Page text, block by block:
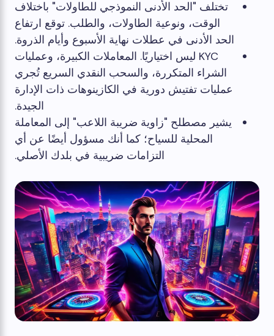
تختلف "الحد الأدنى النموذجي للطاولات" باختلاف
الوقت، ونوعية الطاولات، والطلب. توقع ارتفاع
الحد الأدنى في عطلات نهاية الأسبوع وأيام الذروة.
KYC ليس اختياريًا. المعاملات الكبيرة، وعمليات
الشراء المتكررة، والسحب النقدي السريع تُجري
عمليات تفتيش دورية في الكازينوهات ذات الإدارة
الجيدة.
يشير مصطلح "زاوية ضريبة اللاعب" إلى المعاملة
المحلية للسياح؛ كما أنك مسؤول أيضًا عن أي
التزامات ضريبية في بلدك الأصلي.